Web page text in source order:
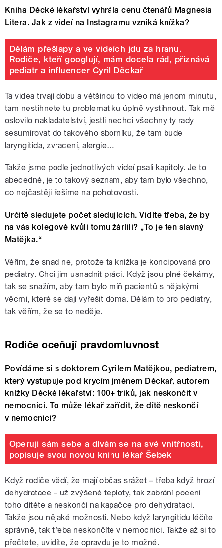
Kniha Děcké lékařství vyhrála cenu čtenářů Magnesia
Litera. Jak z videí na Instagramu vzniká knížka?
Dělám přešlapy a ve videích jdu za hranu.
Rodiče, kteří googlují, mám docela rád, přiznává
pediatr a influencer Cyril Děckař
Ta videa trvají dobu a většinou to video má jenom minutu,
tam nestihnete tu problematiku úplně vystihnout. Tak mě
oslovilo nakladatelství, jestli nechci všechny ty rady
sesumírovat do takového sborníku, že tam bude
laryngitida, zvracení, alergie…
Takže jsme podle jednotlivých videí psali kapitoly. Je to
abecedně, je to takový seznam, aby tam bylo všechno,
co nejčastěji řešíme na pohotovosti.
Určitě sledujete počet sledujících. Vidíte třeba, že by
na vás kolegové kvůli tomu žárlili? „To je ten slavný
Matějka.“
Věřím, že snad ne, protože ta knížka je koncipovaná pro
pediatry. Chci jim usnadnit práci. Když jsou plné čekárny,
tak se snažím, aby tam bylo míň pacientů s nějakými
věcmi, které se dají vyřešit doma. Dělám to pro pediatry,
tak věřím, že se to neděje.
Rodiče oceňují pravdomluvnost
Povídáme si s doktorem Cyrilem Matějkou, pediatrem,
který vystupuje pod krycím jménem Děckař, autorem
knížky Děcké lékařství: 100+ triků, jak neskončit v
nemocnici. To může lékař zařídit, že dítě neskončí
v nemocnici?
Operuji sám sebe a dívám se na své vnitřnosti,
popisuje svou novou knihu lékař Šebek
Když rodiče vědí, že mají občas srážet – třeba když hrozí
dehydratace – už zvýšené teploty, tak zabrání pocení
toho dítěte a neskončí na kapačce pro dehydrataci.
Takže jsou nějaké možnosti. Nebo když laryngitidu léčíte
správně, tak třeba neskončíte v nemocnici. Takže až si to
přečtete, uvidíte, že opravdu je to možné.